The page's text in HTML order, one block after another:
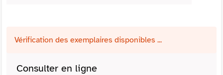
Vérification des exemplaires disponibles ...
Consulter en ligne